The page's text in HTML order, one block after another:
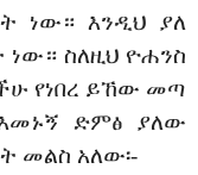
ነው። እንዲህ ያለ
ስለዚህ ዮሐንስ
የነበረ ይኸው መጣ
ድምፅ ያለው
መልስ አለው፡-